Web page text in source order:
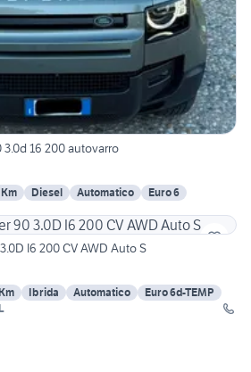
16 200 autovarro
Diesel Automatico
Euro 6
I6 200 CV AWD Auto S
Ibrida Automatico
Euro 6d-TEMP